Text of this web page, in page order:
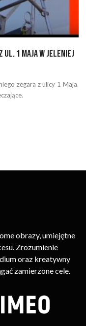
1 Maja w Jeleniej
zegara z ulicy 1 Maja.
obrazy, umiejętne
Zrozumienie
oraz kreatywny
zamierzone cele.